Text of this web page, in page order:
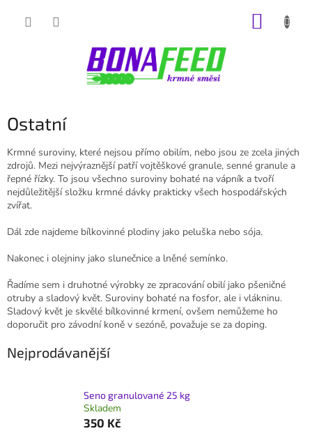
Ostatní
Krmné suroviny, které nejsou přímo obilím, nebo jsou ze zcela jiných
zdrojů. Mezi nejvýraznější patří vojtěškové granule, senné granule a
řepné řízky. To jsou všechno suroviny bohaté na vápník a tvoří
nejdůležitější složku krmné dávky prakticky všech hospodářských
zvířat.
Dál zde najdeme bílkovinné plodiny jako peluška nebo sója.
Nakonec i olejniny jako slunečnice a lněné semínko.
Řadíme sem i druhotné výrobky ze zpracování obilí jako pšeničné
otruby a sladový květ. Suroviny bohaté na fosfor, ale i vlákninu.
Sladový květ je skvělé bílkovinné krmení, ovšem nemůžeme ho
doporučit pro závodní koně v sezóně, považuje se za doping.
Nejprodávanější
Seno granulované 25 kg
Skladem
350 Kč